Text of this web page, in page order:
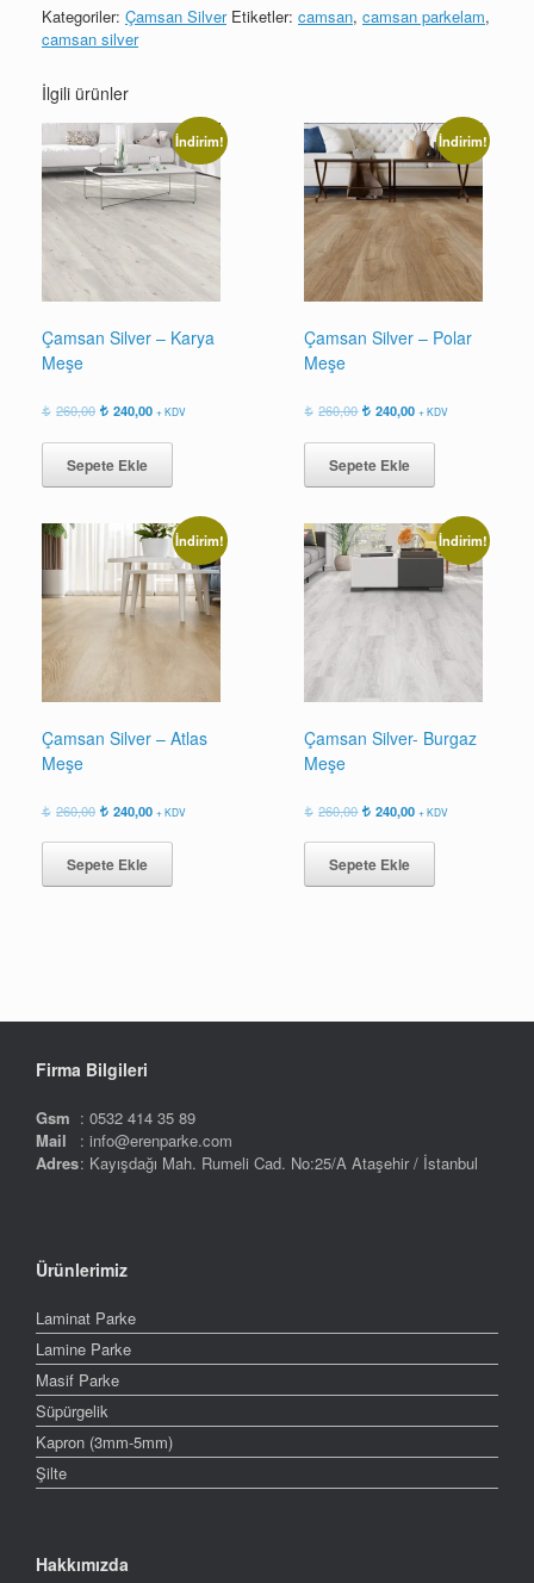
Kategoriler: Çamsan Silver Etiketler: camsan, camsan parkelam,
camsan silver
İlgili ürünler
İndirim!
Çamsan Silver – Karya
Meşe
260,00 Orijinal
260,00.
240,00Şu
fiyat:
+ KDV
Sepete Ekle
İndirim!
Çamsan Silver – Polar
Meşe
260,00 Orijinal
260,00.
240,00Şu
fiyat:
+ KDV
Sepete Ekle
İndirim!
Çamsan Silver – Atlas
Meşe
260,00 Orijinal
260,00.
240,00Şu
fiyat:
+ KDV
Sepete Ekle
İndirim!
Çamsan Silver- Burgaz
Meşe
260,00 Orijinal
260,00.
240,00Şu
fiyat:
+ KDV
Sepete Ekle
Firma Bilgileri
Gsm : 0532 414 35 89
Mail
: info@erenparke.com
Adres: Kayışdağı Mah. Rumeli Cad. No:25/A Ataşehir / İstanbul
Ürünlerimiz
Laminat Parke
Lamine Parke
Masif Parke
Süpürgelik
Kapron (3mm-5mm)
Şilte
Hakkımızda